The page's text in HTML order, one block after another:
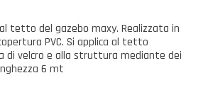
tetto del gazebo maxy. Realizzata in
PVC. Si applica al tetto
di velcro e alla struttura mediante dei
6 mt